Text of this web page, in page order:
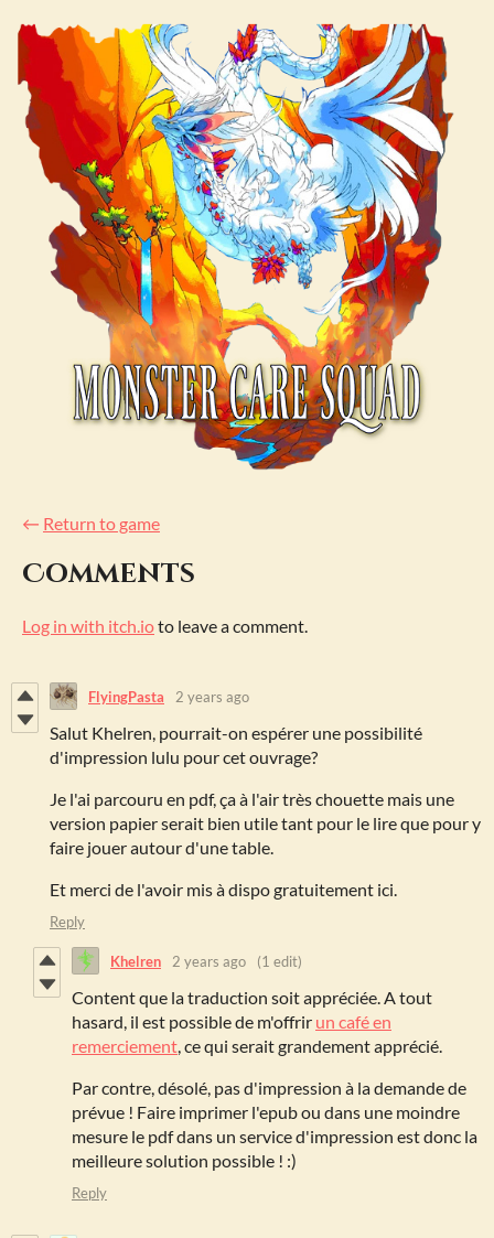
← Return to game
Comments
Log in with itch.ioto leave a comment.
FlyingPasta 2 years ago
Salut Khelren, pourrait-on espérer une possibilité
d'impression lulu pour cet ouvrage?
Je l'ai parcouru en pdf, ça à l'air très chouette mais une
version papier serait bien utile tant pour le lire que pour y
faire jouer autour d'une table.
Et merci de l'avoir mis à dispo gratuitement ici.
Reply
Khelren 2 years ago (1 edit)
Content que la traduction soit appréciée. A tout
hasard, il est possible de m'offrir un café en
remerciement, ce qui serait grandement apprécié.
Par contre, désolé, pas d'impression à la demande de
prévue ! Faire imprimer l'epub ou dans une moindre
mesure le pdf dans un service d'impression est donc la
meilleure solution possible ! :)
Reply